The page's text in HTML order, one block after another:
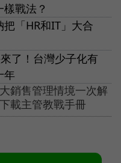
戰法？
「HR和IT」大合
了！台灣少子化有
年
銷售管理情境一次解
載主管教戰手冊